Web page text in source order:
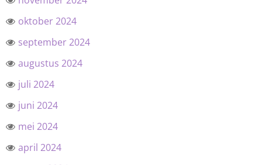
oktober 2024
september 2024
augustus 2024
juli 2024
juni 2024
mei 2024
april 2024